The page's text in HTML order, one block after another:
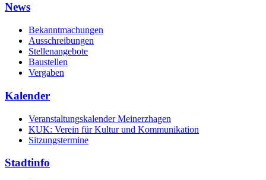
News
Bekanntmachungen
Ausschreibungen
Stellenangebote
Baustellen
Vergaben
Kalender
Veranstaltungskalender Meinerzhagen
KUK: Verein für Kultur und Kommunikation
Sitzungstermine
Stadtinfo